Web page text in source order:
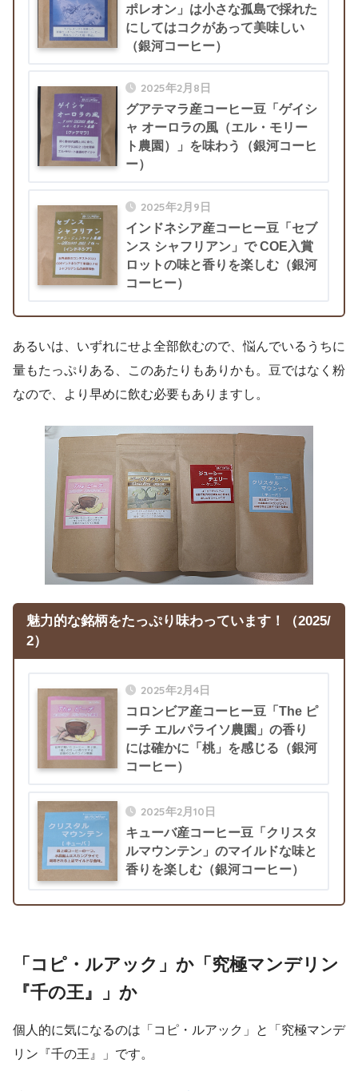
ポレオン」は小さな孤島で採れた
にしてはコクがあって美味しい
（銀河コーヒー）
2025年2月8日
グアテマラ産コーヒー豆「ゲイシ
ャ オーロラの風（エル・モリー
ト農園）」を味わう（銀河コーヒ
ー）
2025年2月9日
インドネシア産コーヒー豆「セブ
ンス シャフリアン」で COE入賞
ロットの味と香りを楽しむ（銀河
コーヒー）
あるいは、いずれにせよ全部飲むので、悩んでいるうちに
量もたっぷりある、このあたりもありかも。豆ではなく粉
なので、より早めに飲む必要もありますし。
魅力的な銘柄をたっぷり味わっています！
（2025/
2）
2025年2月4日
コロンビア産コーヒー豆「The ピ
ーチ エルパライソ農園」の香り
には確かに「桃」を感じる（銀河
コーヒー）
2025年2月10日
キューバ産コーヒー豆「クリスタ
ルマウンテン」のマイルドな味と
香りを楽しむ（銀河コーヒー）
「コピ・ルアック」か「究極マンデリン
『千の王』」か
個人的に気になるのは「コピ・ルアック」と「究極マンデ
リン『千の王』」です。